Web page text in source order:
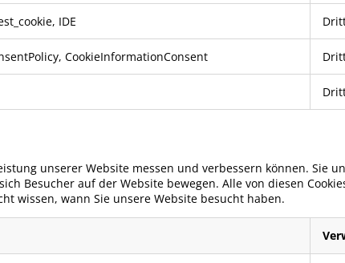
IDE
CookieInformationConsent
unserer Website messen und verbessern können. Sie
Besucher auf der Website bewegen. Alle von diesen
wissen, wann Sie unsere Website besucht haben.